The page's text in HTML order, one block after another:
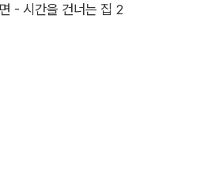
- 시간을 건너는 집 2